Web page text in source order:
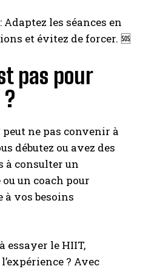
: Adaptez les séances en
et évitez de forcer. 🆘
pas pour
peut ne pas convenir à
débutez ou avez des
à consulter un
un coach pour
vos besoins
essayer le HIIT,
? Avec